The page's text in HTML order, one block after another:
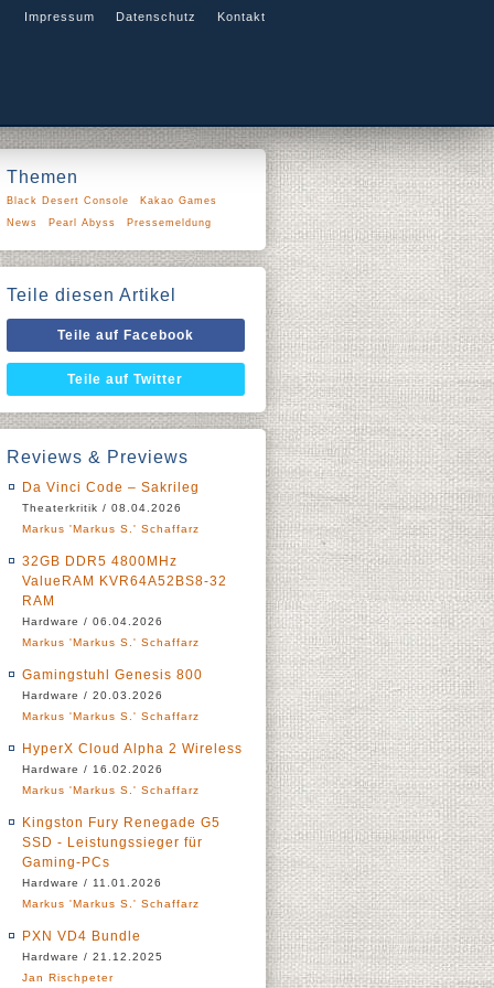
Impressum Datenschutz Kontakt
Themen
Black Desert Console
Kakao Games
News
Pearl Abyss Pressemeldung
Teile diesen Artikel
Teile auf Facebook
Teile auf Twitter
Reviews & Previews
Da Vinci Code – Sakrileg
Theaterkritik / 08.04.2026
Markus 'Markus S.' Schaffarz
32GB DDR5 4800MHz
ValueRAM KVR64A52BS8-32
RAM
Hardware / 06.04.2026
Markus 'Markus S.' Schaffarz
Gamingstuhl Genesis 800
Hardware / 20.03.2026
Markus 'Markus S.' Schaffarz
HyperX Cloud Alpha 2 Wireless
Hardware / 16.02.2026
Markus 'Markus S.' Schaffarz
Kingston Fury Renegade G5
SSD - Leistungssieger für
Gaming-PCs
Hardware / 11.01.2026
Markus 'Markus S.' Schaffarz
PXN VD4 Bundle
Hardware / 21.12.2025
Jan Rischpeter